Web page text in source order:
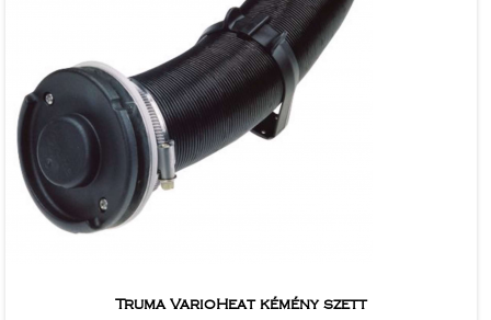
Truma VarioHeat kémény szett